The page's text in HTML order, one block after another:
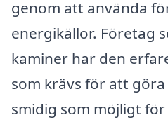
genom att använda
energikällor. Företag
kaminer har den
som krävs för att
smidig som möjligt för